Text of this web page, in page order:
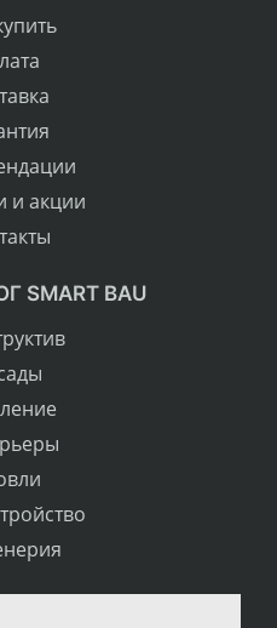
и акции
SMART BAU